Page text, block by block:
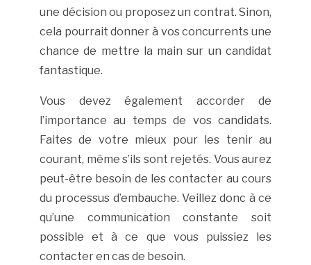
une décision ou proposez un contrat. Sinon,
cela pourrait donner à vos concurrents une
chance de mettre la main sur un candidat
fantastique.
Vous devez également accorder de
l’importance au temps de vos candidats.
Faites de votre mieux pour les tenir au
courant, même s’ils sont rejetés. Vous aurez
peut-être besoin de les contacter au cours
du processus d’embauche. Veillez donc à ce
qu’une communication constante soit
possible et à ce que vous puissiez les
contacter en cas de besoin.